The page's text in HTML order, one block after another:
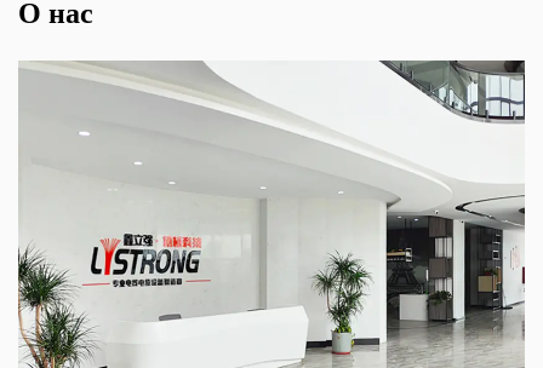
О нас